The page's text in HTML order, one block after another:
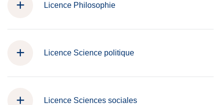
Licence Philosophie
Licence Science politique
Licence Sciences sociales